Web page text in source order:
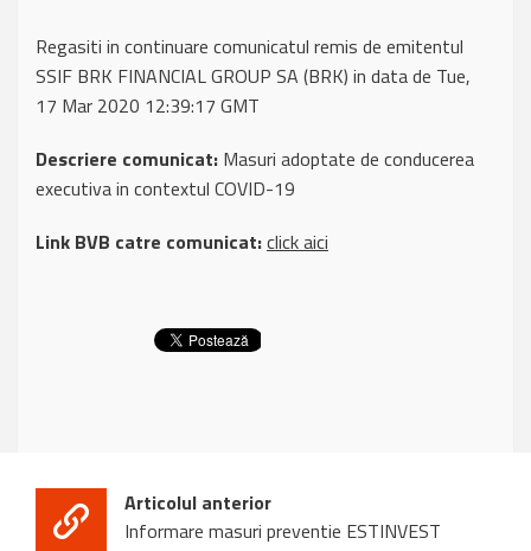
Regasiti in continuare comunicatul remis de emitentul
SSIF BRK FINANCIAL GROUP SA (BRK) in data de Tue,
17 Mar 2020 12:39:17 GMT
Descriere comunicat: Masuri adoptate de conducerea
executiva in contextul COVID-19
Link BVB catre comunicat:click aici
Articolul anterior
Informare masuri preventie ESTINVEST